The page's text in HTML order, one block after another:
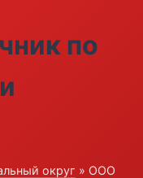
по
округ » ООО